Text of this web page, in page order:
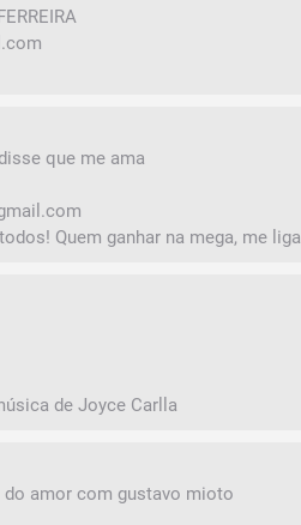
que me ama
Quem ganhar na mega, me liga
de Joyce Carlla
amor com gustavo mioto